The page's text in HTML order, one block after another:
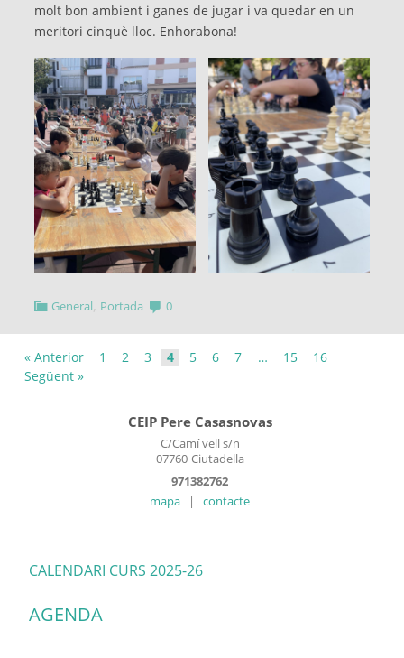
molt bon ambient i ganes de jugar i va quedar en un
meritori cinquè lloc. Enhorabona!
General Portada 0
« Anterior 1 2 3 4 5 6 7 … 15
16
Següent »
CEIP Pere Casasnovas
C/Camí vell s/n
07760 Ciutadella
971382762
mapa
| contacte
CALENDARI CURS 2025-26
AGENDA